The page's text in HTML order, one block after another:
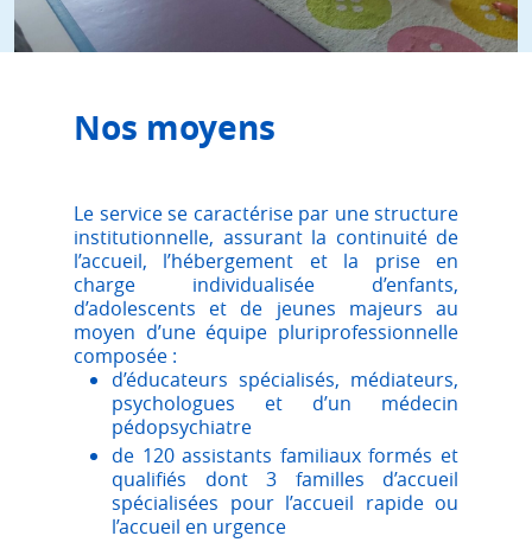
Nos moyens
Le service se caractérise par une structure
institutionnelle, assurant la continuité de
l’accueil, l’hébergement et la prise en
charge individualisée d’enfants,
d’adolescents et de jeunes majeurs au
moyen d’une équipe pluriprofessionnelle
composée :
d’éducateurs spécialisés, médiateurs,
psychologues et d’un médecin
pédopsychiatre
de 120 assistants familiaux formés et
qualifiés dont 3 familles d’accueil
spécialisées pour l’accueil rapide ou
l’accueil en urgence